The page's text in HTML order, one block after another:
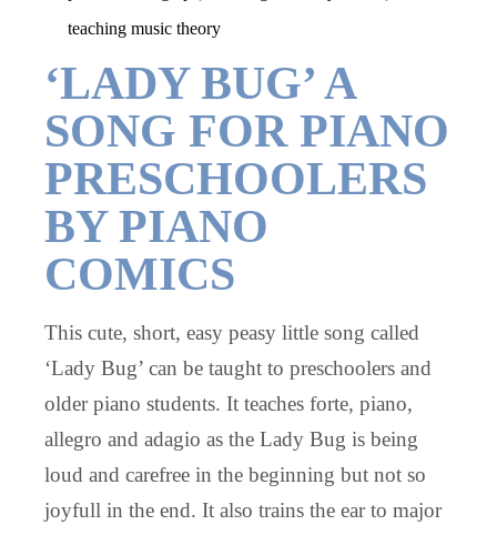
teaching music theory
‘LADY BUG’ A
SONG FOR PIANO
PRESCHOOLERS
BY PIANO
COMICS
This cute, short, easy peasy little song called
‘Lady Bug’ can be taught to preschoolers and
older piano students. It teaches forte, piano,
allegro and adagio as the Lady Bug is being
loud and carefree in the beginning but not so
joyfull in the end. It also trains the ear to major